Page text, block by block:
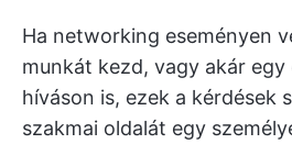
Ha networking eseményen
munkát kezd, vagy akár
híváson is, ezek a kérdések
szakmai oldalát egy